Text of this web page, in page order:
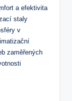
a ‌efektivita
staly
v
zaměřených